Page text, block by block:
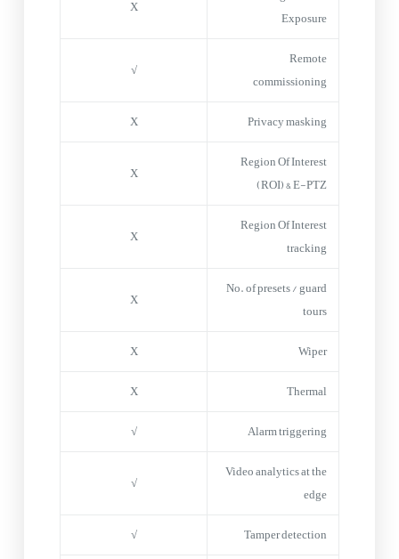
Exposure
X
Remote
commissioning
√
Privacy masking
X
Region Of Interest
(ROI) & E-PTZ
X
Region Of Interest
tracking
X
No. of presets / guard
tours
X
Wiper
X
Thermal
X
Alarm triggering
√
Video analytics at the
edge
√
Tamper detection
√